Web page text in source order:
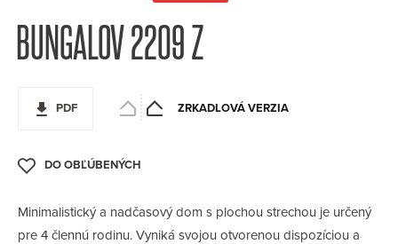
BUNGALOV 2209 Z
PDF ZRKADLOVÁ VERZIA
Minimalistický a nadčasový dom s plochou strechou je určený
pre 4 člennú rodinu. Vyniká svojou otvorenou dispozíciou a